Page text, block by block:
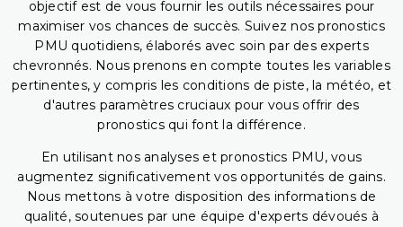
objectif est de vous fournir les outils nécessaires pour
maximiser vos chances de succès. Suivez nos pronostics
PMU quotidiens, élaborés avec soin par des experts
chevronnés. Nous prenons en compte toutes les variables
pertinentes, y compris les conditions de piste, la météo, et
d'autres paramètres cruciaux pour vous offrir des
pronostics qui font la différence.
En utilisant nos analyses et pronostics PMU, vous
augmentez significativement vos opportunités de gains.
Nous mettons à votre disposition des informations de
qualité, soutenues par une équipe d'experts dévoués à